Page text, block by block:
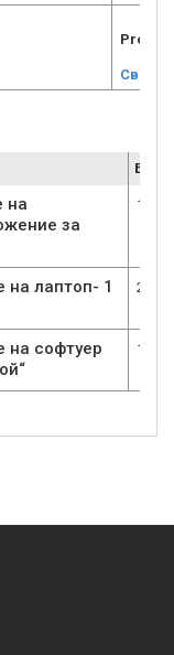
Proekt
Свали
Брой
на
за
1
на лаптоп- 1
2
на софтуер
1